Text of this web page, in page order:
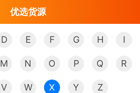
优选货源
D E F G H I
M N O P Q R
V W X Y Z